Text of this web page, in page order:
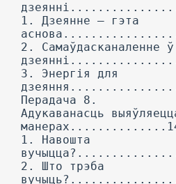
1. Дзеянне — гэта
2. Самаўдасканаленне ў
3. Энергія для
Перадача 8.
Адукаванасць
1. Навошта
2. Што трэба